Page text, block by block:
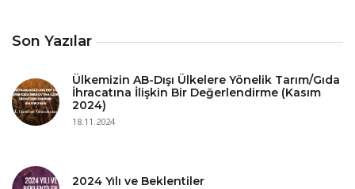
Son Yazılar
Ülkemizin AB-Dışı Ülkelere Yönelik Tarım/Gıda
İhracatına İlişkin Bir Değerlendirme (Kasım
2024)
18.11.2024
2024 Yılı ve Beklentiler